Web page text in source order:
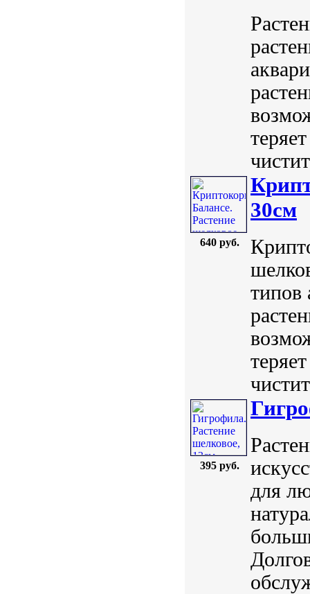
640 руб.
30см
типов
395 руб.
для